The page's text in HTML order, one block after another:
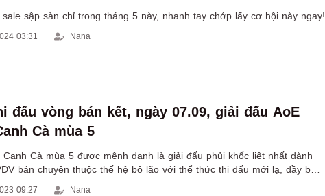
sập sàn chỉ trong tháng 5 này, nhanh tay chớp lấy cơ hội này ngay!
03:31 Nana
đấu vòng bán kết, ngày 07.09, giải đấu AoE
Cà mùa 5
Canh Cà mùa 5 được mệnh danh là giải đấu phủi khốc liệt nhất dành
bán chuyên thuộc thế hệ bô lão với thể thức thi đấu mới lạ, đầy bất
tính.
09:27 Nana